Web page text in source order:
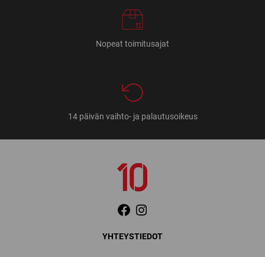
Nopeat toimitusajat
14 päivän vaihto- ja palautusoikeus
YHTEYSTIEDOT